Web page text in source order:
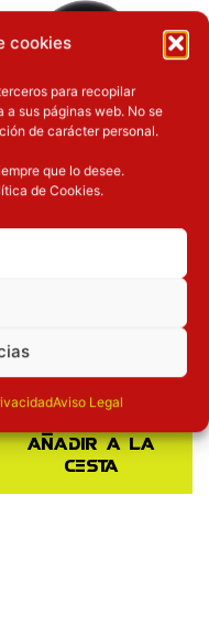
cookies
para recopilar
sus páginas web. No se
de carácter personal.
que lo desee.
de Cookies.
Aviso Legal
hucha Jasmine
Disney 20cm
Añadir a la
cesta